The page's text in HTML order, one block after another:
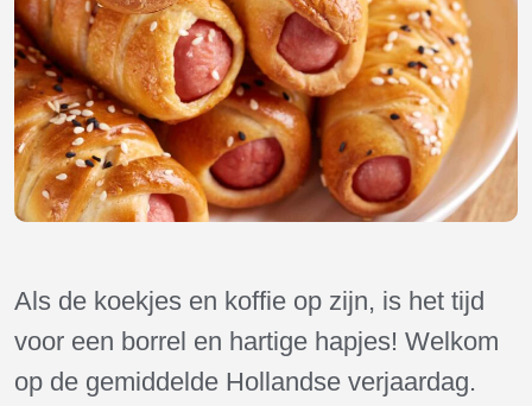
Als de koekjes en koffie op zijn, is het tijd
voor een borrel en hartige hapjes! Welkom
op de gemiddelde Hollandse verjaardag.